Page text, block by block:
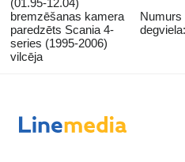
bremzēšanas kamera
paredzēts Scania 4-
series (1995-2006)
vilcēja
Numurs